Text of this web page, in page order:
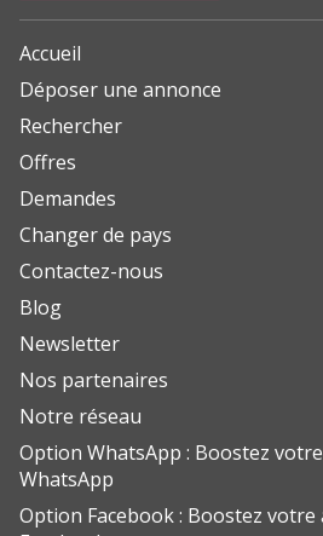
Accueil
Déposer une annonce
Rechercher
Offres
Demandes
Changer de pays
Contactez-nous
Blog
Newsletter
Nos partenaires
Notre réseau
Option WhatsApp : Boostez
WhatsApp
Option Facebook : Boostez